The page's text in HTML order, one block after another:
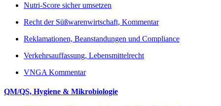
Nutri-Score sicher umsetzen
Recht der Süßwarenwirtschaft, Kommentar
Reklamationen, Beanstandungen und Compliance
Verkehrsauffassung, Lebensmittelrecht
VNGA Kommentar
QM/QS, Hygiene & Mikrobiologie